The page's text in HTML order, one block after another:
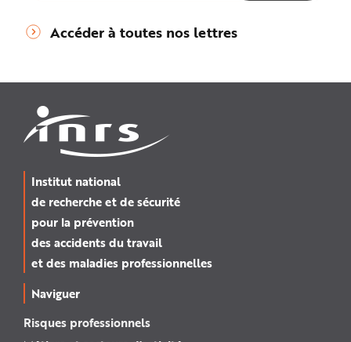
Accéder à toutes nos lettres
Institut national
de recherche et de sécurité
pour la prévention
des accidents du travail
et des maladies professionnelles
Naviguer
Risques professionnels